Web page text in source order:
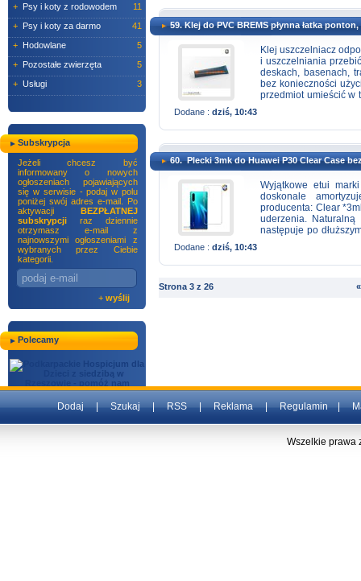
+ Psy i koty z rodowodem
11
+ Psy i koty za darmo
41
+ Hodowlane
5
+ Pozostałe zwierzęta
5
+ Usługi 3
Subskrypcja
Jeżeli chcesz być
informowany o nowych
ogłoszeniach pojawiających
się w serwisie - podaj w polu
poniżej swój adres e-mail. Po
aktywacji BEZPŁATNEJ
subskrypcji raz dziennie
otrzymasz e-mail z
najnowszymi ogłoszeniami z
wybranych przez Ciebie
kategorii.
+ wyślij
Polecamy
chroni nie tylko
(można je
barwione w masie),
przyciski â
ciemnozielony,
59. Klej do PVC BREMS płynna łatka
Klej uszczelniacz
i uszczelniania
deskach, basenach,
bez konieczności
przedmiot umieścić w
przecięcia powinna
należy usunąć
np. papieru
brzegi tkaniny nicią
miejsce przebicia,
niż 10 mm).
powietrza). 4.
godziny. Pełną
Nie stosować do
Dodane : dziś, 10:43
60. Plecki 3mk do Huawei P30 Clear Case
Wyjątkowe etui
doskonale
producenta: Clear
uderzenia. Naturalną
następuje po
Dodane : dziś, 10:43
Strona 3 z 26
Dodaj|Szukaj|RSS|Reklama|Regulamin|
Wszelkie prawa